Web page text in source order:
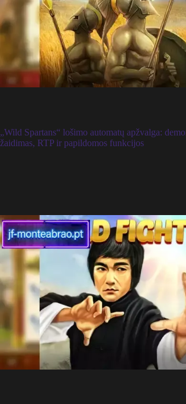
„Wild Spartans“ lošimo automatų apžvalga:
žaidimas, RTP ir papildomos funkcijos